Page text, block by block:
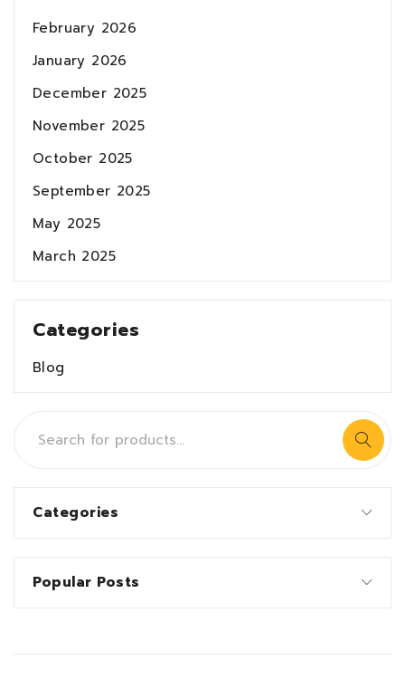
February 2026
January 2026
December 2025
November 2025
October 2025
September 2025
May 2025
March 2025
Categories
Blog
Categories
Popular Posts